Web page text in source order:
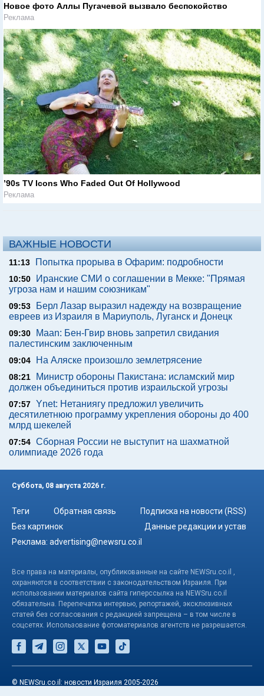
Новое фото Аллы Пугачевой вызвало беспокойство
Реклама
’90s TV Icons Who Faded Out Of Hollywood
Реклама
ВАЖНЫЕ НОВОСТИ
11:13 Попытка прорыва в Офарим: подробности
10:50
Иранские СМИ о соглашении в Мекке: "Прямая
угроза нам и нашим союзникам"
09:53
Берл Лазар выразил надежду на возвращение
евреев из Израиля в Мариуполь, Луганск и Донецк
09:30
Maan: Бен-Гвир вновь запретил свидания
палестинским заключенным
09:04 На Аляске произошло землетрясение
08:21
Министр обороны Пакистана: исламский мир
должен объединиться против израильской угрозы
07:57 Ynet: Нетаниягу предложил увеличить
десятилетнюю программу укрепления обороны до 400
млрд шекелей
07:54 Сборная России не выступит на шахматной
олимпиаде 2026 года
Суббота, 08 августа 2026 г.
Теги Обратная связь
Подписка на новости (RSS)
Без картинок
Данные редакции и устав
Реклама: advertising@newsru.co.il
Все права на материалы, опубликованные на сайте NEWSru.co.il ,
охраняются в соответствии с законодательством Израиля. При
использовании материалов сайта гиперссылка на NEWSru.co.il
обязательна. Перепечатка интервью, репортажей, эксклюзивных
статей без согласования с редакцией запрещена – в том числе в
соцсетях. Использование фотоматериалов агентств не разрешается.
© NEWSru.co.il: новости Израиля 2005-2026